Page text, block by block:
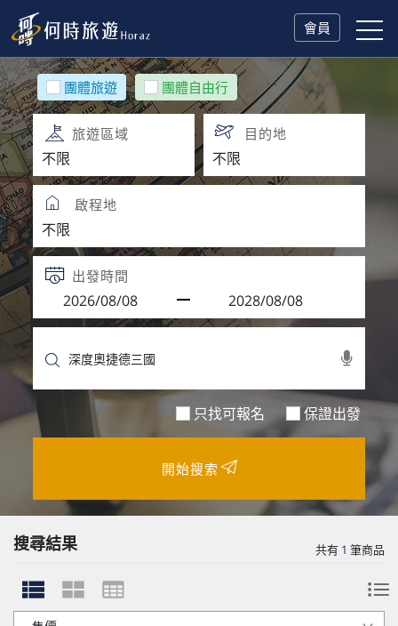
會員
團體旅遊 團體自由行
旅遊區域 目的地
啟程地
出發時間
只找可報名 保證出發
開始搜索
搜尋結果 共有 1 筆商品